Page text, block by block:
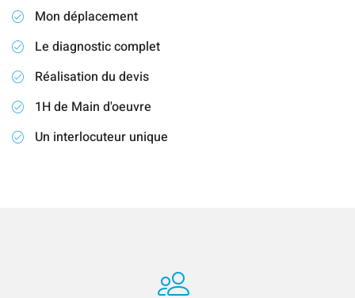
Mon déplacement
Le diagnostic complet
Réalisation du devis
1H de Main d'oeuvre
Un interlocuteur unique